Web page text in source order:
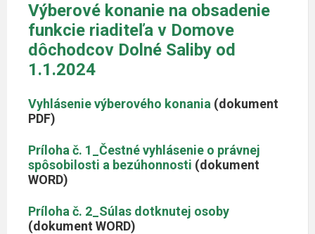
Výberové konanie na obsadenie
funkcie riaditeľa v Domove
dôchodcov Dolné Saliby od
1.1.2024
Vyhlásenie výberového konania (dokument
PDF)
Príloha č. 1_Čestné vyhlásenie o právnej
spôsobilosti a bezúhonnosti (dokument
WORD)
Príloha č. 2_Súlas dotknutej osoby
(dokument WORD)